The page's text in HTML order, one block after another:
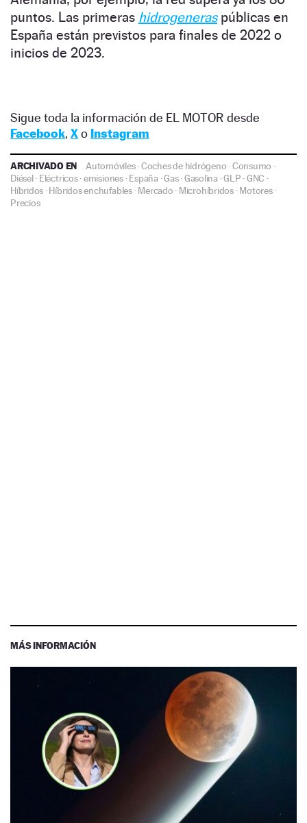
puntos. Las primeras hidrogeneraspúblicas en
España están previstos para finales de 2022 o
inicios de 2023.
Sigue toda la información de EL MOTOR desde
Facebook, Xo Instagram
ARCHIVADO EN Automóviles·Coches de hidrógeno ·Consumo ·
Diésel· Eléctricos·emisiones·España·Gas·Gasolina·GLP ·GNC ·
Híbridos ·Híbridos enchufables·Mercado · Microhíbridos·Motores·
Precios
MÁS INFORMACIÓN